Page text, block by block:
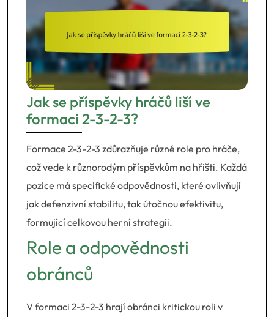
Jak se příspěvky hráčů liší ve
formaci 2-3-2-3?
Formace 2-3-2-3 zdůrazňuje různé role pro hráče,
což vede k různorodým příspěvkům na hřišti. Každá
pozice má specifické odpovědnosti, které ovlivňují
jak defenzivní stabilitu, tak útočnou efektivitu,
formující celkovou herní strategii.
Role a odpovědnosti
obránců
V formaci 2-3-2-3 hrají obránci kritickou roli v